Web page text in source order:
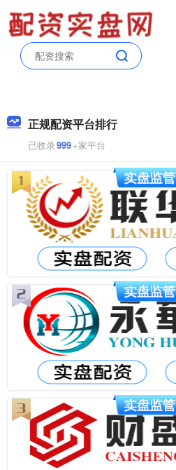
正规配资平台排行
已收录999+家平台